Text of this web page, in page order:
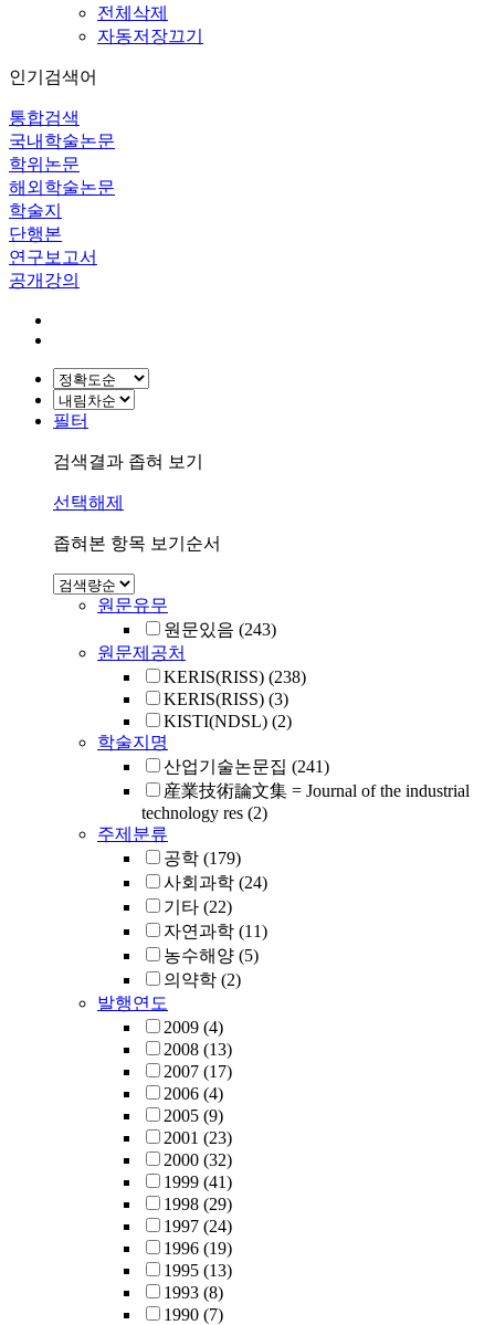
전체삭제
자동저장끄기
인기검색어
통합검색
국내학술논문
학위논문
해외학술논문
학술지
단행본
연구보고서
공개강의
필터
검색결과 좁혀 보기
선택해제
좁혀본 항목 보기순서
원문유무
원문있음 (243)
원문제공처
KERIS(RISS) (238)
KERIS(RISS) (3)
KISTI(NDSL) (2)
학술지명
산업기술논문집 (241)
産業技術論文集 = Journal of the industrial
technology res (2)
주제분류
공학 (179)
사회과학 (24)
기타 (22)
자연과학 (11)
농수해양 (5)
의약학 (2)
발행연도
2009 (4)
2008 (13)
2007 (17)
2006 (4)
2005 (9)
2001 (23)
2000 (32)
1999 (41)
1998 (29)
1997 (24)
1996 (19)
1995 (13)
1993 (8)
1990 (7)